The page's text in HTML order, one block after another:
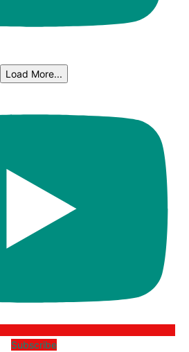
Load More...
Subscribe